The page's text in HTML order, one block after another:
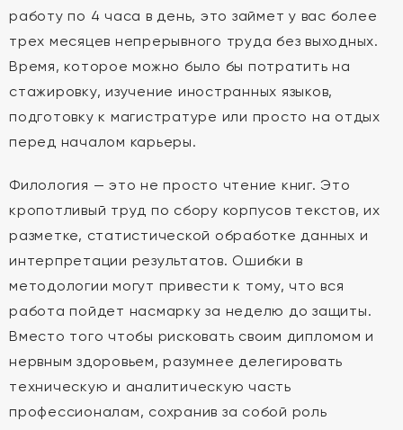
работу по 4 часа в день, это займет у вас более
трех месяцев непрерывного труда без выходных.
Время, которое можно было бы потратить на
стажировку, изучение иностранных языков,
подготовку к магистратуре или просто на отдых
перед началом карьеры.
Филология — это не просто чтение книг. Это
кропотливый труд по сбору корпусов текстов, их
разметке, статистической обработке данных и
интерпретации результатов. Ошибки в
методологии могут привести к тому, что вся
работа пойдет насмарку за неделю до защиты.
Вместо того чтобы рисковать своим дипломом и
нервным здоровьем, разумнее делегировать
техническую и аналитическую часть
профессионалам, сохранив за собой роль